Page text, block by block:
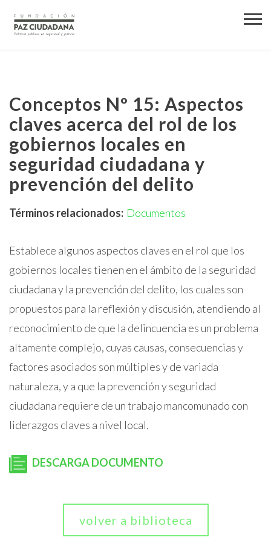
Conceptos Nº 15: Aspectos
claves acerca del rol de los
gobiernos locales en
seguridad ciudadana y
prevención del delito
Términos relacionados: Documentos
Establece algunos aspectos claves en el rol que los
gobiernos locales tienen en el ámbito de la seguridad
ciudadana y la prevención del delito, los cuales son
propuestos para la reflexión y discusión, atendiendo al
reconocimiento de que la delincuencia es un problema
altamente complejo, cuyas causas, consecuencias y
factores asociados son múltiples y de variada
naturaleza, y a que la prevención y seguridad
ciudadana requiere de un trabajo mancomunado con
liderazgos claves a nivel local.
DESCARGA DOCUMENTO
volver a biblioteca